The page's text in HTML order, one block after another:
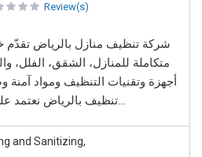
Review(s)
شركة تنظيف منازل بالرياض تقدّم
متكاملة للمنازل، الشقق، الفلل،
أجهزة وتقنيات التنظيف ومواد آمنة
تنظيف بالرياض نعتمد على فريق عمل...
and Sanitizing,